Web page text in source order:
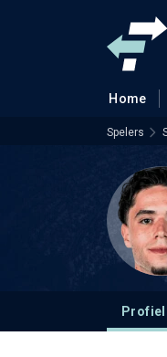
Home
Spelers
Profiel